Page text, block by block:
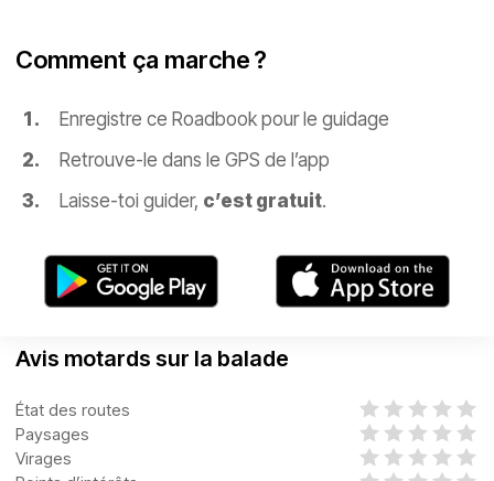
Comment ça marche ?
Enregistre ce Roadbook pour le guidage
Retrouve-le dans le GPS de l’app
Laisse-toi guider, c’est gratuit.
Avis motards sur la balade
État des routes
Paysages
Virages